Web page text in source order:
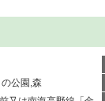
公園,森